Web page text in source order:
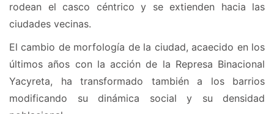
rodean el casco céntrico y se extienden hacia las
ciudades vecinas.
El cambio de morfología de la ciudad, acaecido en los
últimos años con la acción de la Represa Binacional
Yacyreta, ha transformado también a los barrios
modificando su dinámica social y su densidad